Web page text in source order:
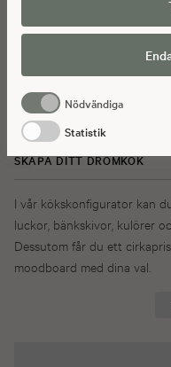
statistik och marknadsförings-
till att data överförs till tredje
Nödvändiga
Statistik
SKAPA DITT DRÖMKÖK
I vår kökskonfigurator kan
luckor, bänkskivor, kulörer
Dessutom får du ett
moodboard med dina val.